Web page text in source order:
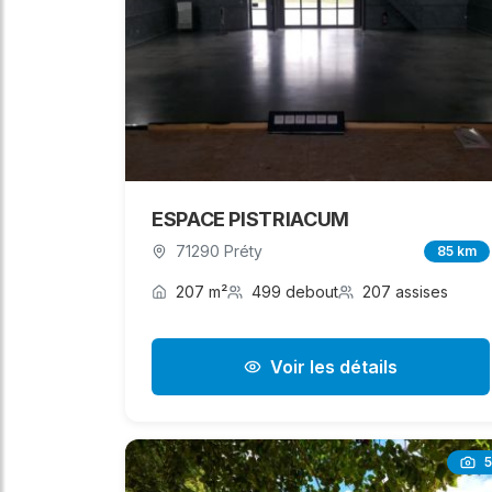
ESPACE PISTRIACUM
71290 Préty 85 km
207 m² 499 debout 207 assises
Voir les détails
5